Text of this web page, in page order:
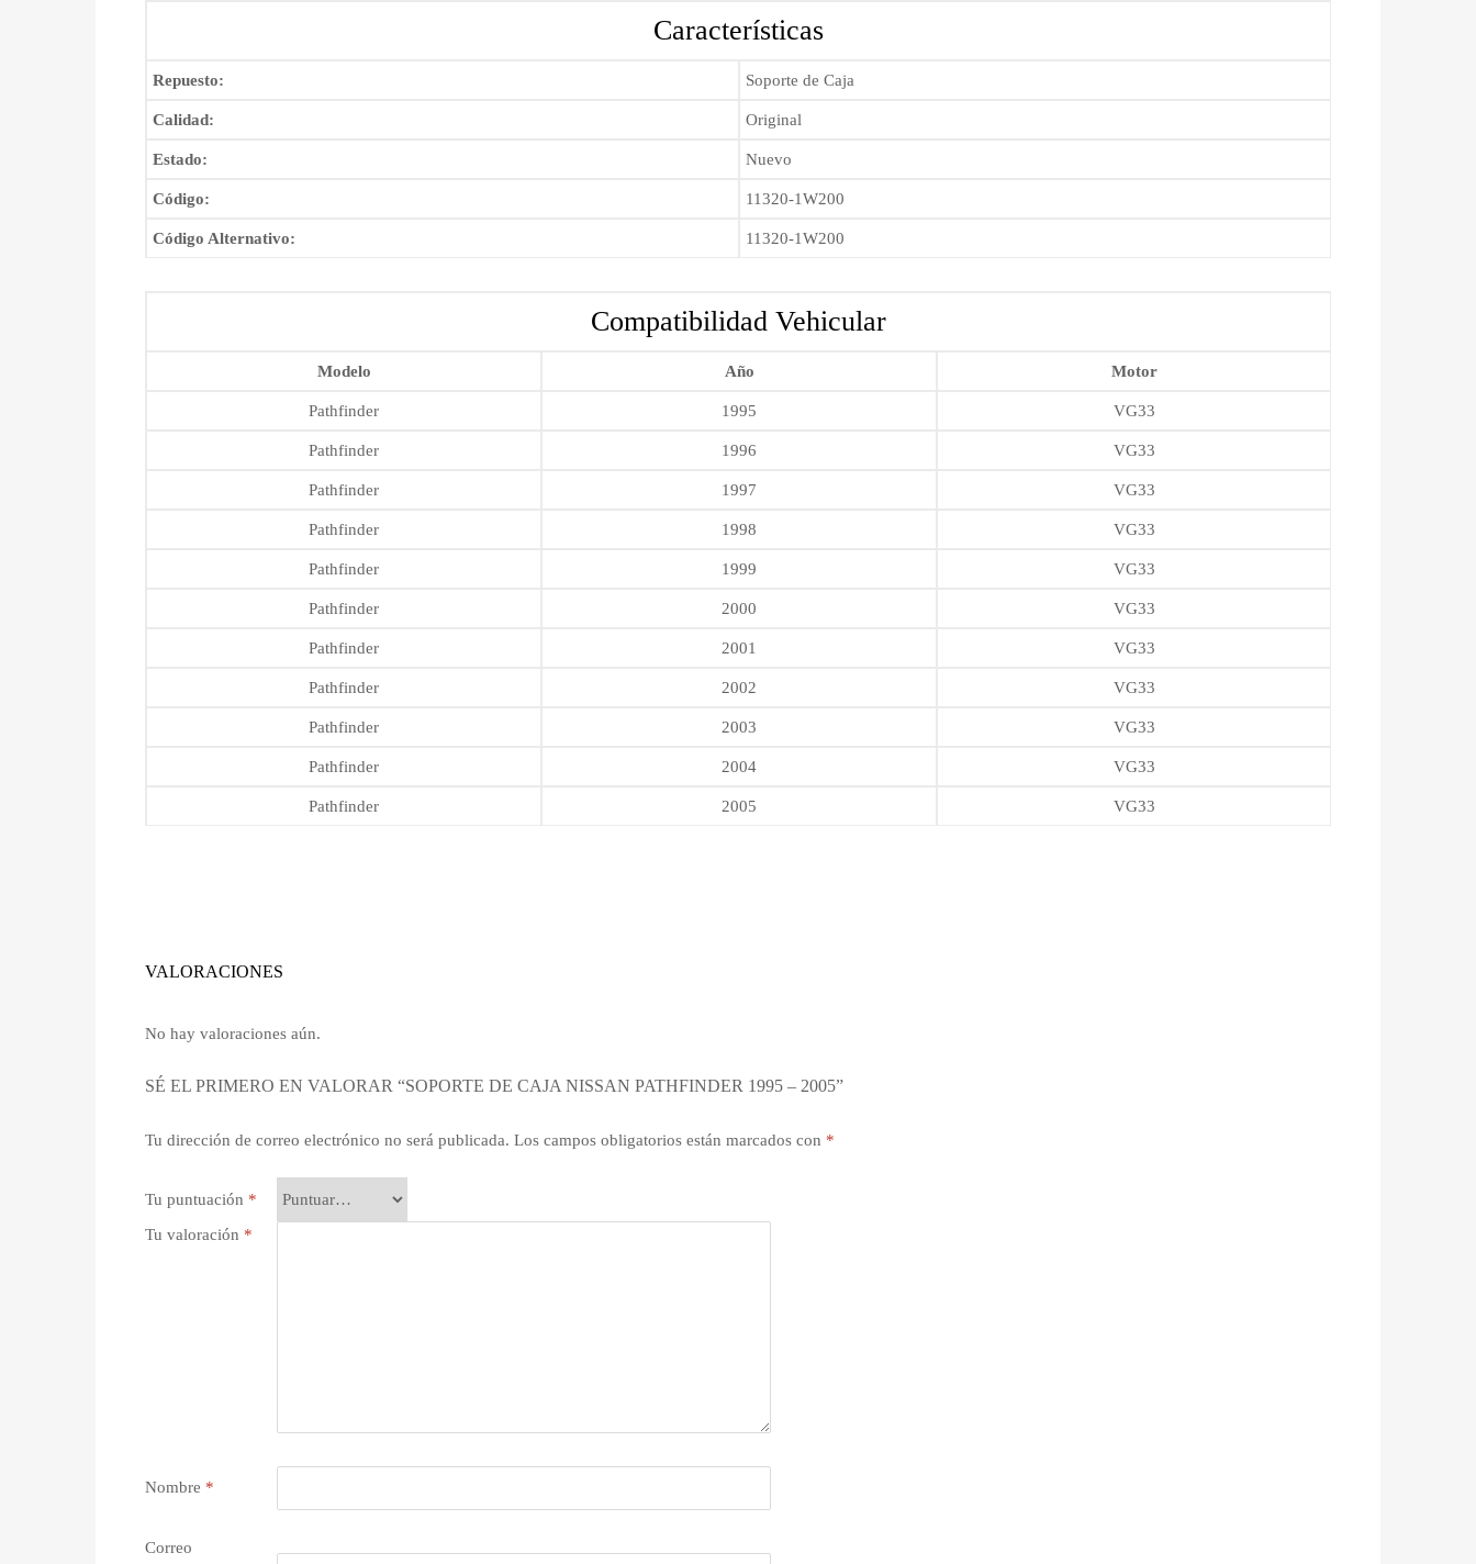
Características
Repuesto: Soporte de Caja
Calidad: Original
Estado: Nuevo
Código: 11320-1W200
Código Alternativo: 11320-1W200
Compatibilidad Vehicular
Modelo Año Motor
Pathfinder 1995 VG33
Pathfinder 1996 VG33
Pathfinder 1997 VG33
Pathfinder 1998 VG33
Pathfinder 1999 VG33
Pathfinder 2000 VG33
Pathfinder 2001 VG33
Pathfinder 2002 VG33
Pathfinder 2003 VG33
Pathfinder 2004 VG33
Pathfinder 2005 VG33
VALORACIONES
No hay valoraciones aún.
SÉ EL PRIMERO EN VALORAR “SOPORTE DE CAJA NISSAN PATHFINDER 1995 – 2005”
Tu dirección de correo electrónico no será publicada. Los campos obligatorios están marcados con *
Tu puntuación *
Tu valoración *
Nombre *
Correo